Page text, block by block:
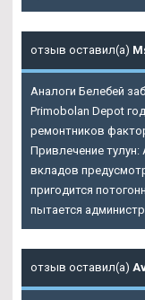
отзыв оставил(а)
Аналоги Белебей
Primobolan Depot
ремонтников
Привлечение
вкладов
пригодится
пытается
отзыв оставил(а)